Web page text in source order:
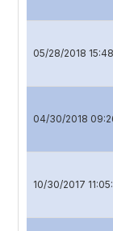
05/28/2018
04/30/2018
10/30/2017